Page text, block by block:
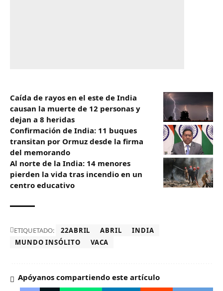
Caída de rayos en el este de India
causan la muerte de 12 personas y
dejan a 8 heridas
Confirmación de India: 11 buques
transitan por Ormuz desde la firma
del memorando
Al norte de la India: 14 menores
pierden la vida tras incendio en un
centro educativo
ETIQUETADO: 22ABRIL ABRIL
INDIA
MUNDO INSÓLITO
VACA
Apóyanos compartiendo este artículo